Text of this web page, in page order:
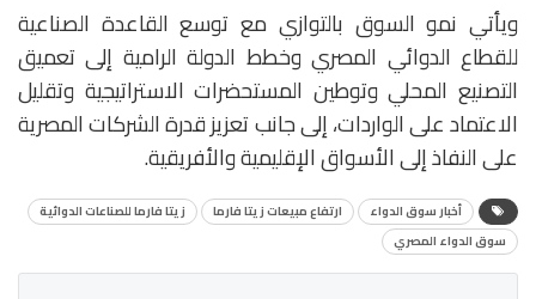
ويأتي نمو السوق بالتوازي مع توسع القاعدة الصناعية
للقطاع الدوائي المصري وخطط الدولة الرامية إلى تعميق
التصنيع المحلي وتوطين المستحضرات الاستراتيجية وتقليل
الاعتماد على الواردات، إلى جانب تعزيز قدرة الشركات المصرية
على النفاذ إلى الأسواق الإقليمية والأفريقية.
أخبار سوق الدواء ارتفاع مبيعات زيتا فارما
زيتا فارما للصناعات الدوائية
سوق الدواء المصري